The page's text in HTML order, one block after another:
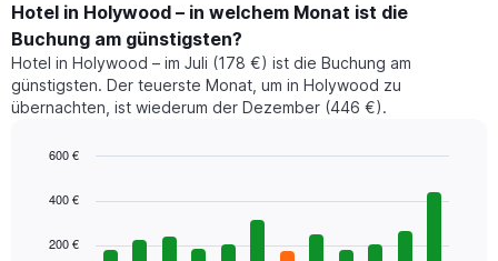
Hotel in Holywood – in welchem Monat ist die
Buchung am günstigsten?
Hotel in Holywood – im Juli (178 €) ist die Buchung am
günstigsten. Der teuerste Monat, um in Holywood zu
übernachten, ist wiederum der Dezember (446 €).
chart
bars.
graphic.
200 €
400 €
600 €